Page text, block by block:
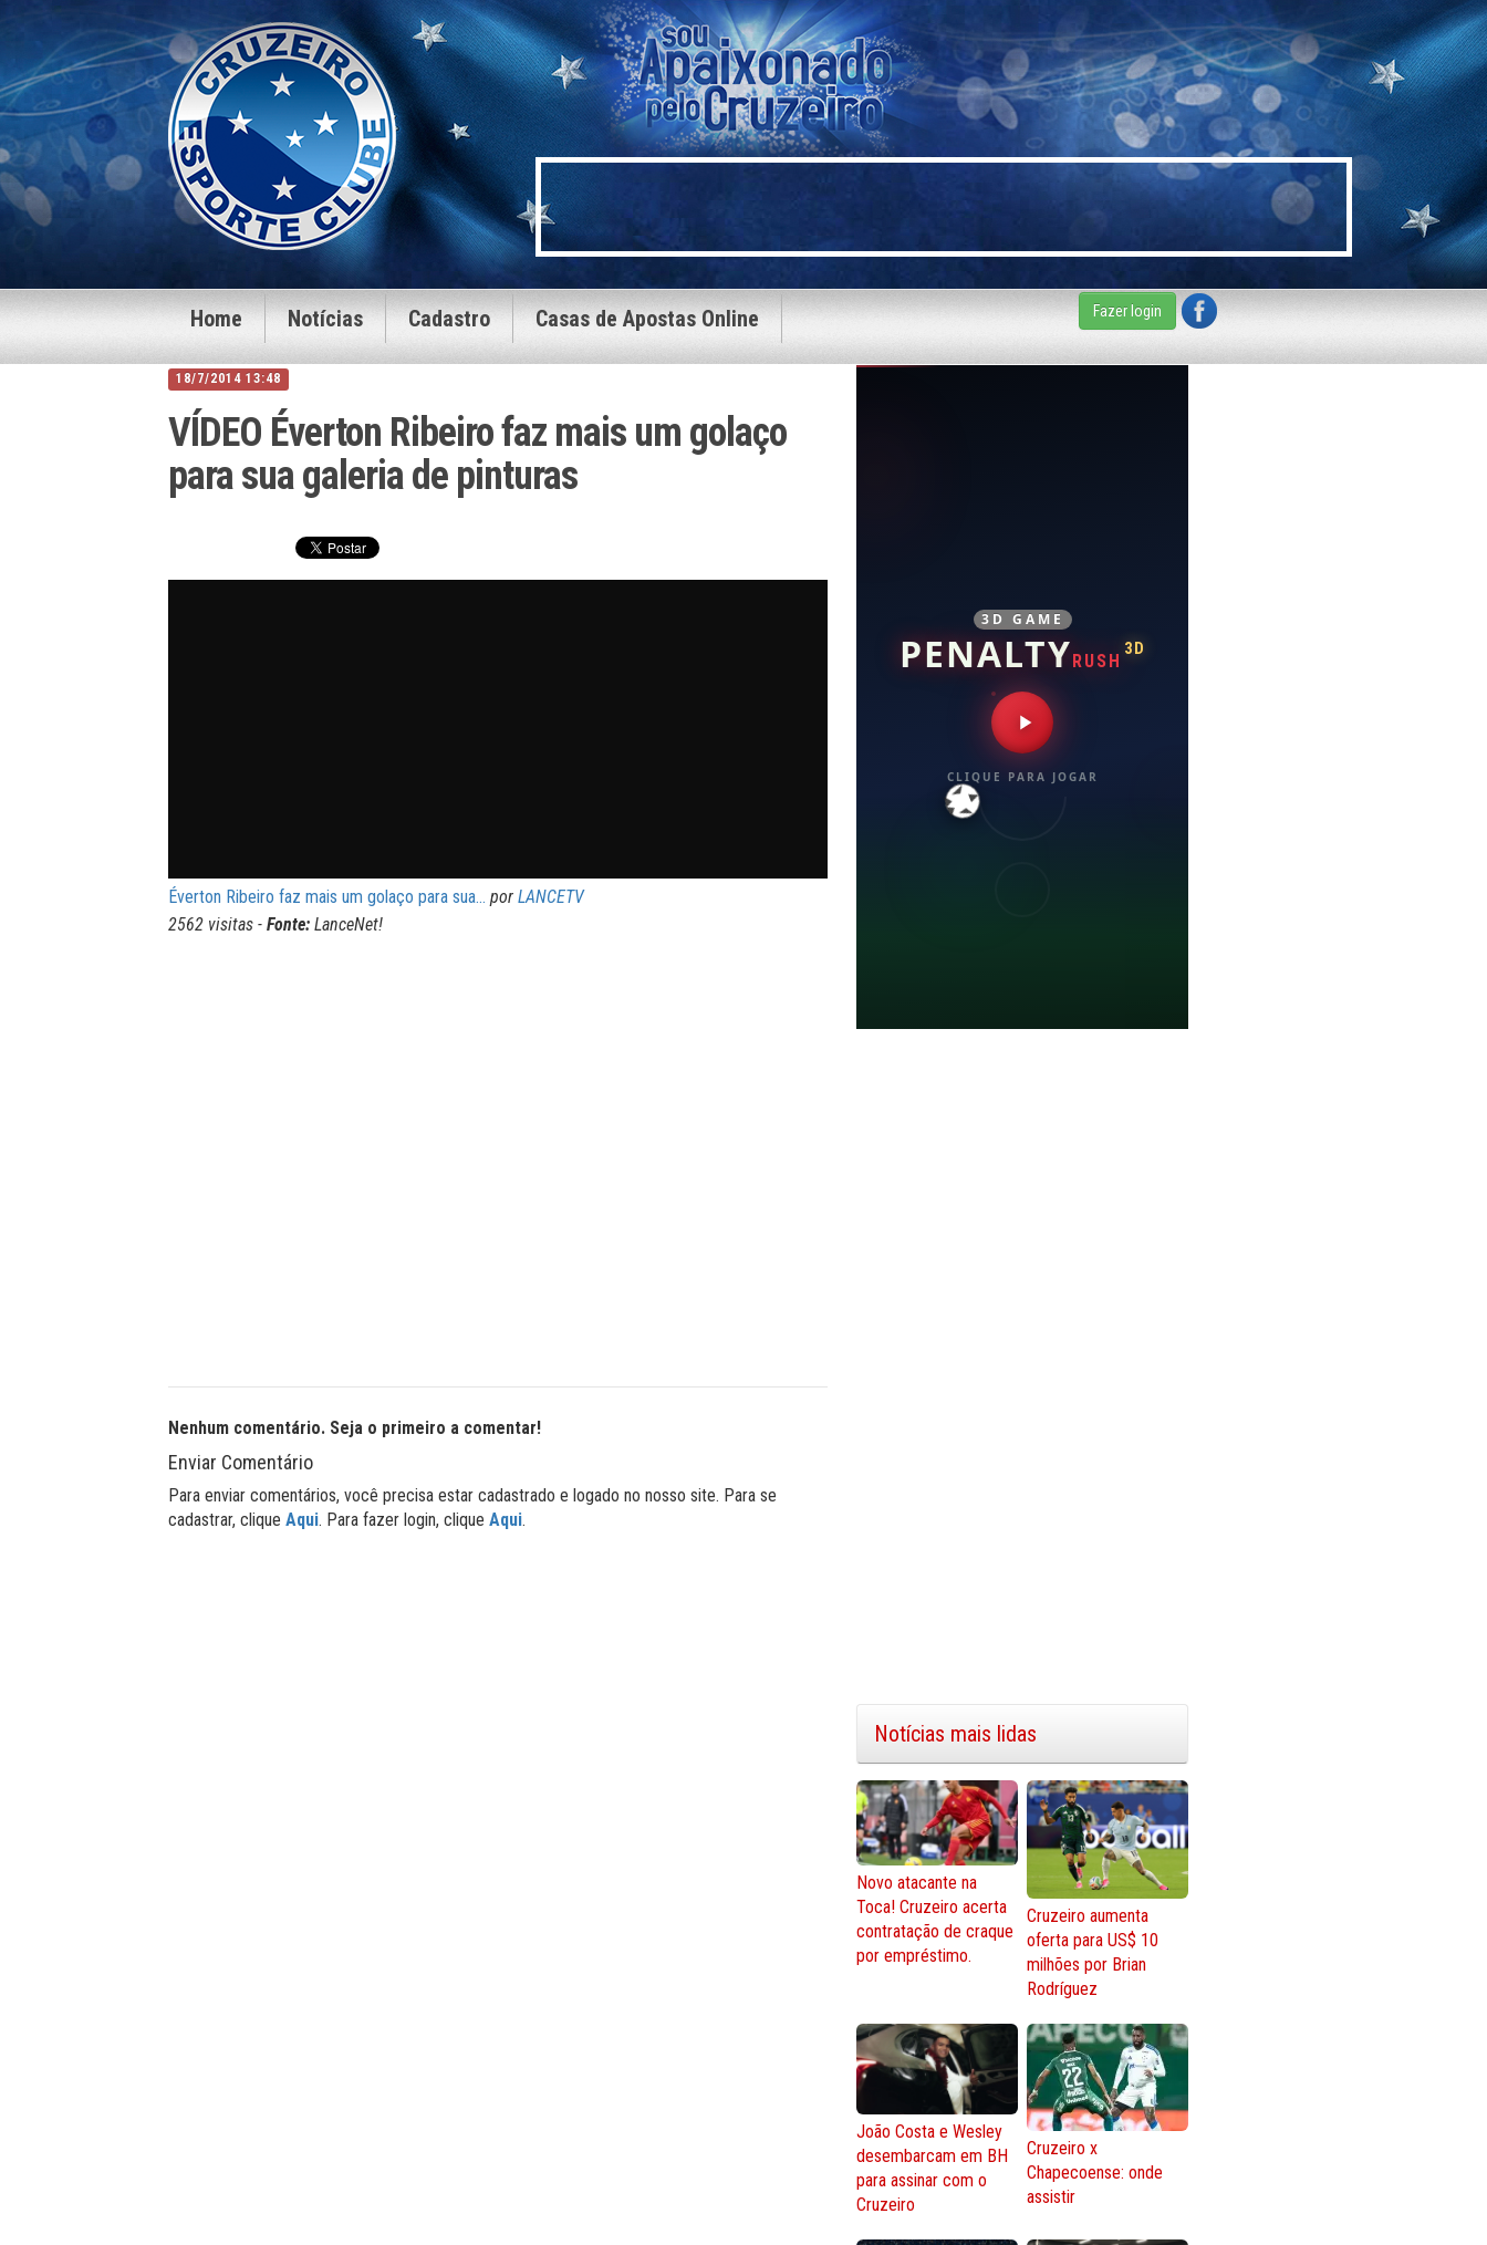
Home Notícias Cadastro Casas de Apostas Online Fazer login
18/7/2014 13:48
VÍDEO Éverton Ribeiro faz mais um golaço
para sua galeria de pinturas
Éverton Ribeiro faz mais um golaço para sua... por LANCETV
2562 visitas - Fonte: LanceNet!
Nenhum comentário. Seja o primeiro a comentar!
Enviar Comentário
Para enviar comentários, você precisa estar cadastrado e logado no nosso site. Para se
cadastrar, clique Aqui. Para fazer login, clique Aqui.
3D GAME
PENALTYRUSH
3D
CLIQUE PARA JOGAR
Notícias mais lidas
Novo atacante na
Toca! Cruzeiro acerta
contratação de craque
por empréstimo.
Cruzeiro aumenta
oferta para US$ 10
milhões por Brian
Rodríguez
João Costa e Wesley
desembarcam em BH
para assinar com o
Cruzeiro
Cruzeiro x
Chapecoense: onde
assistir